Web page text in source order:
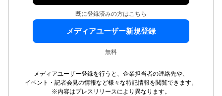
既に登録済みの方はこちら
メディアユーザー新規登録
無料
メディアユーザー登録を行うと、企業担当者の連絡先や、
イベント・記者会見の情報など様々な特記情報を閲覧できます。
※内容はプレスリリースにより異なります。